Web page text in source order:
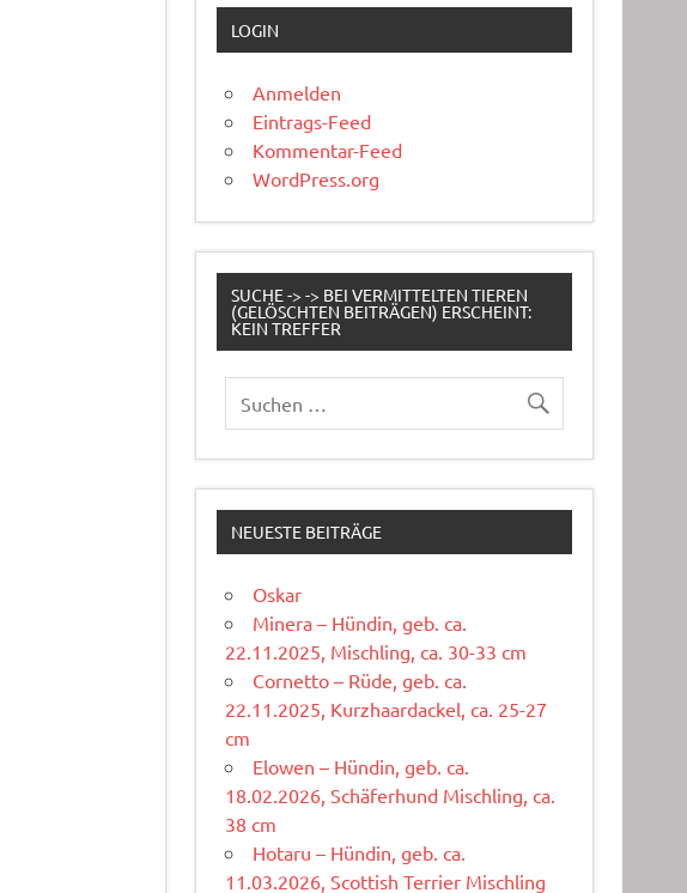
LOGIN
Anmelden
Eintrags-Feed
Kommentar-Feed
WordPress.org
SUCHE -> -> BEI VERMITTELTEN TIEREN
(GELÖSCHTEN BEITRÄGEN) ERSCHEINT:
KEIN TREFFER
NEUESTE BEITRÄGE
Oskar
Minera – Hündin, geb. ca.
22.11.2025, Mischling, ca. 30-33 cm
Cornetto – Rüde, geb. ca.
22.11.2025, Kurzhaardackel, ca. 25-27
cm
Elowen – Hündin, geb. ca.
18.02.2026, Schäferhund Mischling, ca.
38 cm
Hotaru – Hündin, geb. ca.
11.03.2026, Scottish Terrier Mischling